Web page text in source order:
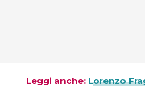
Leggi anche: Lorenzo